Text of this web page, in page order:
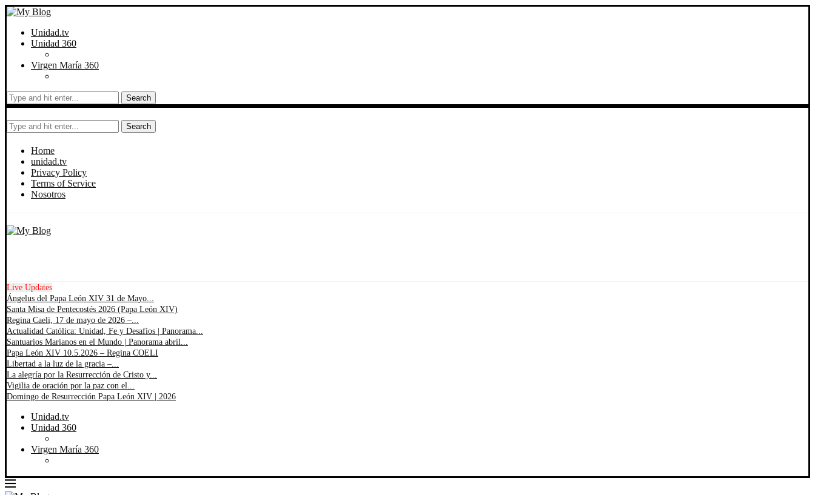
Unidad.tv
Unidad 360
Virgen María 360
Search
Search
Home
unidad.tv
Privacy Policy
Terms of Service
Nosotros
Live Updates
Ángelus del Papa León XIV 31 de Mayo...
Santa Misa de Pentecostés 2026 (Papa León XIV)
Regina Caeli, 17 de mayo de 2026 –...
Actualidad Católica: Unidad, Fe y Desafíos | Panorama...
Santuarios Marianos en el Mundo | Panorama abril...
Papa León XIV 10.5.2026 – Regina COELI
Libertad a la luz de la gracia –...
La alegría por la Resurrección de Cristo y...
Vigilia de oración por la paz con el...
Domingo de Resurrección Papa León XIV | 2026
Unidad.tv
Unidad 360
Virgen María 360